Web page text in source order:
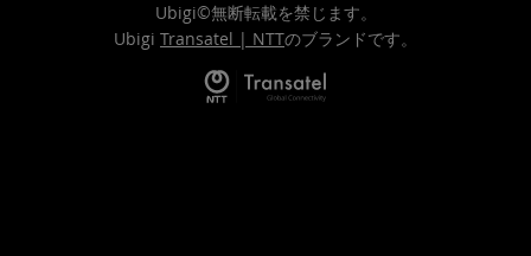
Ubigi©無断転載を禁じます。
Ubigi Transatel | NTTのブランドです。